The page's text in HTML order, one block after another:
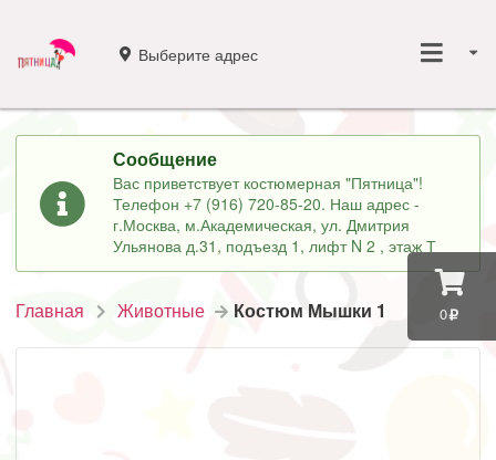
0
Выберите адрес
Сообщение
Вас приветствует костюмерная "Пятница"!
Телефон +7 (916) 720-85-20. Наш адрес -
г.Москва, м.Академическая, ул. Дмитрия
Ульянова д.31, подъезд 1, лифт N 2 , этаж Т
Главная Животные Костюм Мышки 1